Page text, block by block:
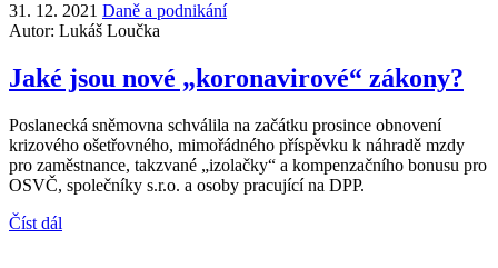
31. 12. 2021 Daně a podnikání
Autor: Lukáš Loučka
Jaké jsou nové „koronavirové“ zákony?
Poslanecká sněmovna schválila na začátku prosince obnovení
krizového ošetřovného, mimořádného příspěvku k náhradě mzdy
pro zaměstnance, takzvané „izolačky“ a kompenzačního bonusu pro
OSVČ, společníky s.r.o. a osoby pracující na DPP.
Číst dál